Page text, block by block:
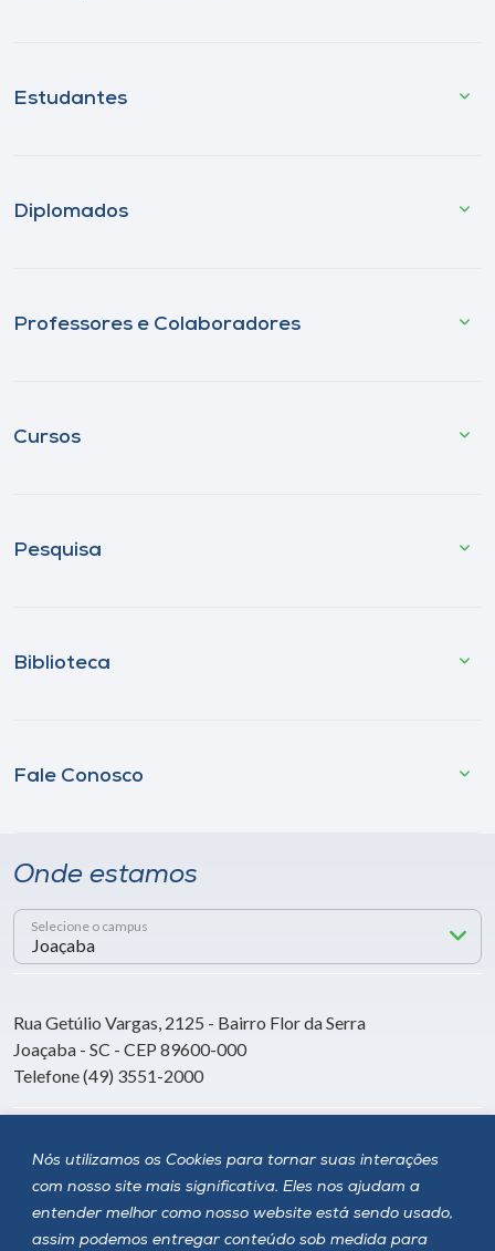
Nós utilizamos os Cookies para tornar suas interações
com nosso site mais significativa. Eles nos ajudam a
entender melhor como nosso website está sendo usado,
assim podemos entregar conteúdo sob medida para
Estudantes
Diplomados
Professores e Colaboradores
Cursos
Pesquisa
Biblioteca
Fale Conosco
Onde estamos
Selecione o campus
Rua Getúlio Vargas, 2125 - Bairro Flor da Serra
Joaçaba - SC - CEP 89600-000
Telefone (49) 3551-2000
Siga a Unoesc